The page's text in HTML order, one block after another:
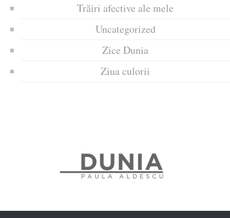
Trăiri afective ale mele
Uncategorized
Zice Dunia
Ziua culorii